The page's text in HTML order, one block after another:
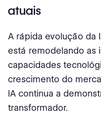
Preocupações éticas e
Impacto na força de
Projeções futuras
Exemplos de
atuais
A rápida evolução da
está remodelando as
capacidades
crescimento do
IA continua a
transformador.